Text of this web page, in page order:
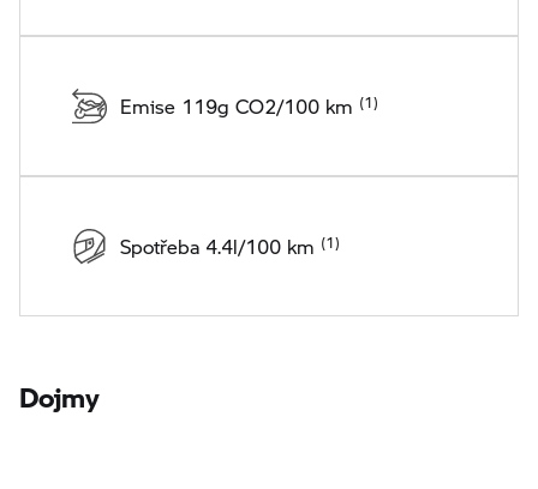
Emise 119g CO2/100 km
Spotřeba 4.4l/100 km
Dojmy